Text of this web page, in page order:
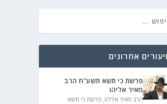
אחרונים
פרשת כי תשא תשע"ח הרב
מאיר אליהו
הרב מאיר אליהו, פרשת כי תשא